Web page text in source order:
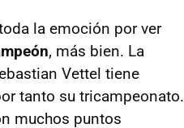
la emoción por ver
, más bien. La
Vettel tiene
tanto su tricampeonato.
muchos puntos